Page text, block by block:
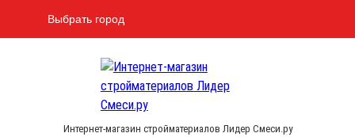
Выбрать город
Интернет-магазин стройматериалов Лидер Смеси.ру